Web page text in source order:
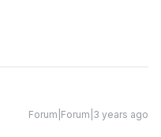
Forum|Forum|3 years ago